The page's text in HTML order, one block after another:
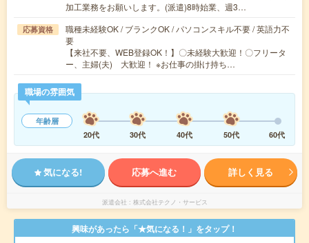
加工業務をお願いします。(派遣)8時始業、週3…
応募資格
職種未経験OK / ブランクOK / パソコンスキル不要 / 英語力不
要
【来社不要、WEB登録OK！】〇未経験大歓迎！〇フリータ
ー、主婦(夫) 大歓迎！ ※お仕事の掛け持ち…
職場の雰囲気
年齢層
20代
30代 40代 50代 60代
気になる! 応募へ進む 詳しく見る
派遣会社 株式会社テクノ・サービス
興味があったら「★気になる！」をタップ！